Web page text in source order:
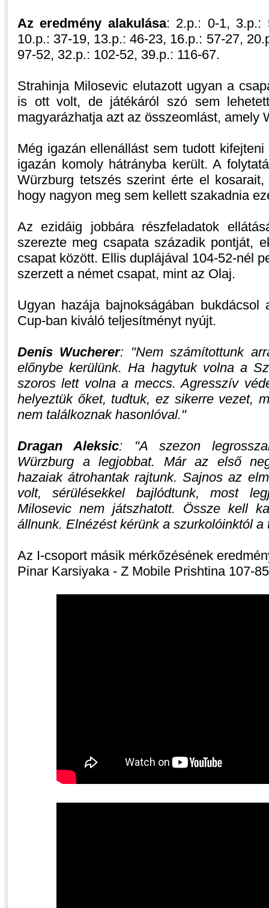
Az eredmény alakulása: 2.p.: 0-1, 3.p.:
10.p.: 37-19, 13.p.: 46-23, 16.p.: 57-27,
97-52, 32.p.: 102-52, 39.p.: 116-67.
Strahinja Milosevic elutazott ugyan a
is ott volt, de játékáról szó sem
magyarázhatja azt az összeomlást, amely
Még igazán ellenállást sem tudott
igazán komoly hátrányba került. A
Würzburg tetszés szerint érte el
hogy nagyon meg sem kellett szakadnia
Az ezidáig jobbára részfeladatok
szerezte meg csapata századik pontját,
csapat között. Ellis duplájával 104-52-nél
szerzett a német csapat, mint az Olaj.
Ugyan hazája bajnokságában
Cup-ban kiváló teljesítményt nyújt.
Denis Wucherer:
Nem számítottunk
előnybe kerülünk. Ha hagytuk volna a
szoros lett volna a meccs. Agresszív
helyeztük őket, tudtuk, ez sikerre vezet,
nem találkoznak hasonlóval.
Dragan Aleksic:
A szezon
Würzburg a legjobbat. Már az első
hazaiak átrohantak rajtunk. Sajnos az
volt, sérülésekkel bajlódtunk, most
Milosevic nem játszhatott. Össze kell
állnunk. Elnézést kérünk a szurkolóinktól
Az I-csoport másik mérkőzésének
Pinar Karsiyaka - Z Mobile Prishtina 107-85